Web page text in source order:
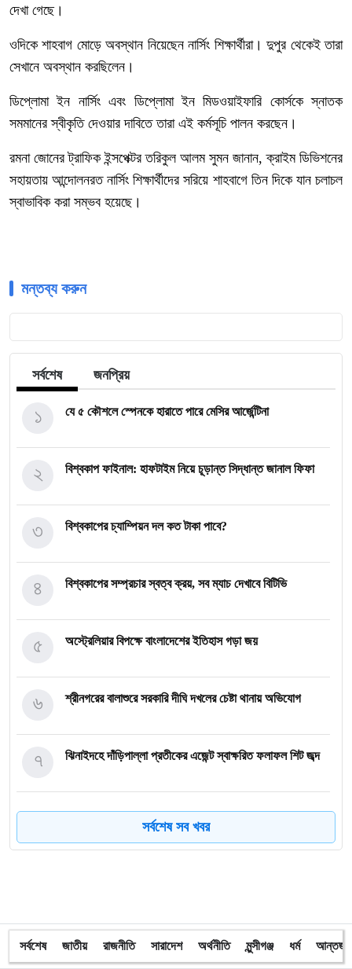
দেখা গেছে।
ওদিকে শাহবাগ মোড়ে অবস্থান নিয়েছেন নার্সিং শিক্ষার্থীরা। দুপুর থেকেই তারা
সেখানে অবস্থান করছিলেন।
ডিপ্লোমা ইন নার্সিং এবং ডিপ্লোমা ইন মিডওয়াইফারি কোর্সকে স্নাতক
সমমানের স্বীকৃতি দেওয়ার দাবিতে তারা এই কর্মসূচি পালন করছেন।
রমনা জোনের ট্রাফিক ইন্সপেক্টর তরিকুল আলম সুমন জানান, ক্রাইম ডিভিশনের
সহায়তায় আন্দোলনরত নার্সিং শিক্ষার্থীদের সরিয়ে শাহবাগে তিন দিকে যান চলাচল
স্বাভাবিক করা সম্ভব হয়েছে।
মন্তব্য করুন
সর্বশেষ জনপ্রিয়
যে ৫ কৌশলে স্পেনকে হারাতে পারে মেসির আর্জেন্টিনা
১
বিশ্বকাপ ফাইনাল: হাফটাইম নিয়ে চূড়ান্ত সিদ্ধান্ত জানাল ফিফা
২
বিশ্বকাপের চ্যাম্পিয়ন দল কত টাকা পাবে?
৩
বিশ্বকাপের সম্প্রচার স্বত্ব ক্রয়, সব ম্যাচ দেখাবে বিটিভি
৪
অস্ট্রেলিয়ার বিপক্ষে বাংলাদেশের ইতিহাস গড়া জয়
৫
শ্রীনগরের বালাশুরে সরকারি দীঘি দখলের চেষ্টা থানায় অভিযোগ
৬
ঝিনাইদহে দাঁড়িপাল্লা প্রতীকের এজেন্ট স্বাক্ষরিত ফলাফল শিট জব্দ
৭
ত্রয়োদশ জাতীয় নির্বাচন, শান্তিপূর্ণ ও নিরপেক্ষ হোক
৮
অবরুদ্ধ জামায়াত নেতাকে উদ্ধার করলেন এনসিপি নেত্রী ডা. মিতু
১০
সর্বশেষ সব খবর
সর্বশেষ জাতীয় রাজনীতি সারাদেশ অর্থনীতি মুন্সীগঞ্জ ধর্ম